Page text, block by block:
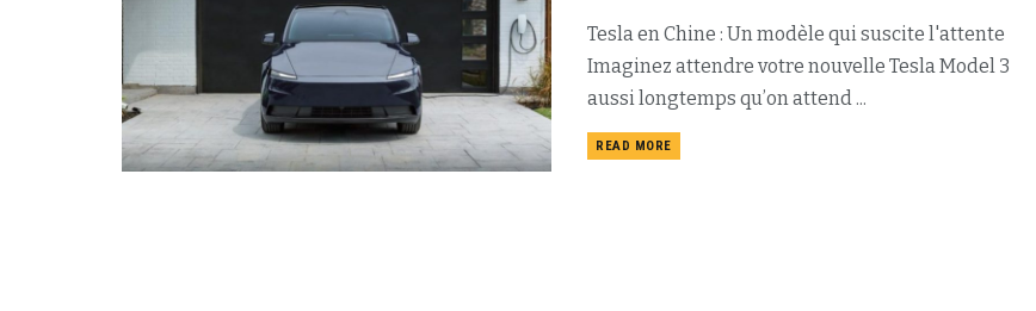
Tesla en Chine : Un modèle qui suscite l'attente
Imaginez attendre votre nouvelle Tesla Model 3
aussi longtemps qu’on attend ...
READ MORE